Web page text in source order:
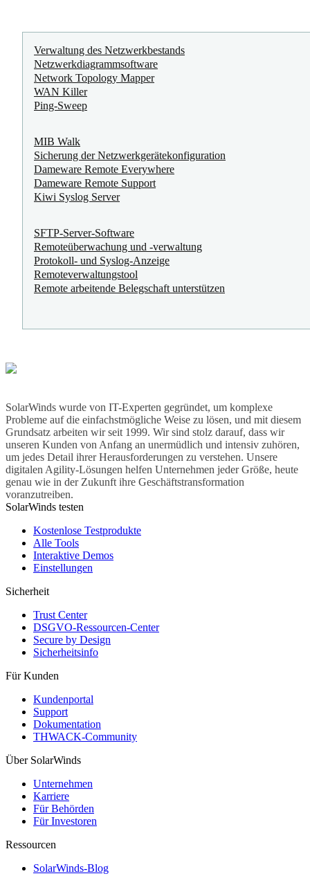
Verwaltung des Netzwerkbestands
Netzwerkdiagrammsoftware
Network Topology Mapper
WAN Killer
Ping-Sweep
MIB Walk
Sicherung der Netzwerkgerätekonfiguration
Dameware Remote Everywhere
Dameware Remote Support
Kiwi Syslog Server
SFTP-Server-Software
Remoteüberwachung und ‑verwaltung
Protokoll- und Syslog-Anzeige
Remoteverwaltungstool
Remote arbeitende Belegschaft unterstützen
SolarWinds wurde von IT-Experten gegründet, um komplexe
Probleme auf die einfachstmögliche Weise zu lösen, und mit diesem
Grundsatz arbeiten wir seit 1999. Wir sind stolz darauf, dass wir
unseren Kunden von Anfang an unermüdlich und intensiv zuhören,
um jedes Detail ihrer Herausforderungen zu verstehen. Unsere
digitalen Agility-Lösungen helfen Unternehmen jeder Größe, heute
genau wie in der Zukunft ihre Geschäftstransformation
voranzutreiben.
SolarWinds testen
Kostenlose Testprodukte
Alle Tools
Interaktive Demos
Einstellungen
Sicherheit
Trust Center
DSGVO-Ressourcen-Center
Secure by Design
Sicherheitsinfo
Für Kunden
Kundenportal
Support
Dokumentation
THWACK-Community
Über SolarWinds
Unternehmen
Karriere
Für Behörden
Für Investoren
Ressourcen
SolarWinds-Blog